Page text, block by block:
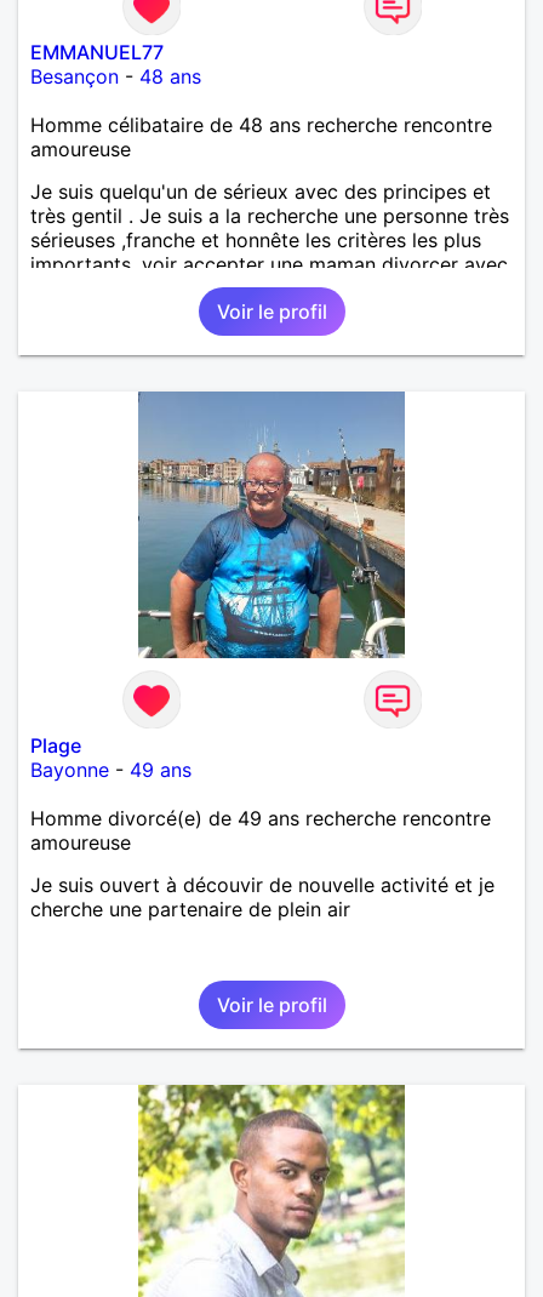
EMMANUEL77
Besançon - 48 ans
Homme célibataire de 48 ans recherche rencontre
amoureuse
Je suis quelqu'un de sérieux avec des principes et
très gentil . Je suis a la recherche une personne très
sérieuses ,franche et honnête les critères les plus
importants, voir accepter une maman divorcer avec
son enfant il n y a aucun problème. S' abstenir au
personne non sérieuse merci. Recherche dans un
premier temps dialogue et apprendre à connaître la
personne puis dans un deuxième temps relation plus
professionnelle et agent de sécurité privée et
agents SIAP1. ET télésurveillance et vidéo
protection dans les casino supermarché. en CDI
Mes passions. Sont la robotique ,vtt ,Echeque
,astronomie . Service militaire belfort 35 régiment d
infanterie et engager sur 5 ans.de (1998 a 2003.)
Divers je fait en moyenne 6 km de marche par jour
a pieds. A la fin de mon travail a mon domicile. J 'ai
un rêve cet de construire une vie a deux en
harmonie. Si je pourrais lui décrocher la lune je le
ferais. A chaque fois que je vois un beau ciel étoilé
je rêve d' être avec quelqu'un.
Voir le profil
Plage
Bayonne - 49 ans
Homme divorcé(e) de 49 ans recherche rencontre
amoureuse
Je suis ouvert à découvir de nouvelle activité et je
cherche une partenaire de plein air
Voir le profil